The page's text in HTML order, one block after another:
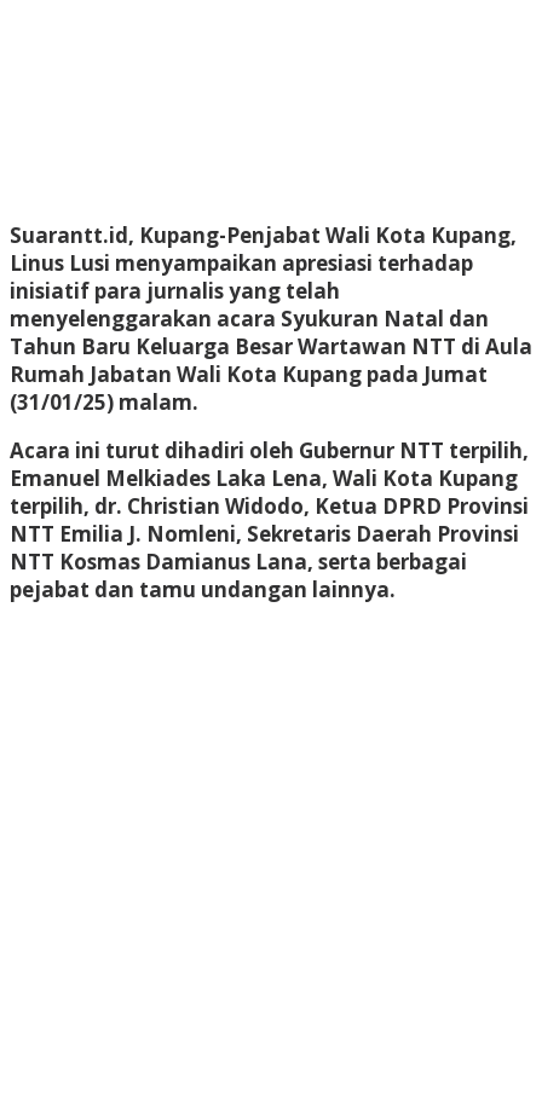
Suarantt.id, Kupang-Penjabat Wali Kota Kupang,
Linus Lusi menyampaikan apresiasi terhadap
inisiatif para jurnalis yang telah
menyelenggarakan acara Syukuran Natal dan
Tahun Baru Keluarga Besar Wartawan NTT di Aula
Rumah Jabatan Wali Kota Kupang pada Jumat
(31/01/25) malam.
Acara ini turut dihadiri oleh Gubernur NTT terpilih,
Emanuel Melkiades Laka Lena, Wali Kota Kupang
terpilih, dr. Christian Widodo, Ketua DPRD Provinsi
NTT Emilia J. Nomleni, Sekretaris Daerah Provinsi
NTT Kosmas Damianus Lana, serta berbagai
pejabat dan tamu undangan lainnya.